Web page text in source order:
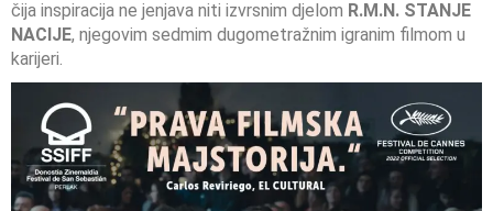
čija inspiracija ne jenjava niti izvrsnim djelom R.M.N. STANJE
NACIJE, njegovim sedmim dugometražnim igranim filmom u
karijeri.